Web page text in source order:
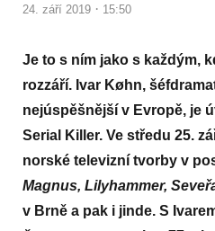
24. září 2019 · 15:50
Je to s ním jako s každým,
rozzáří. Ivar Køhn,
nejúspěšnější v Evropě, je
Serial Killer. Ve středu 25.
norské televizní tvorby v
Magnus, Lilyhammer,
v Brně a pak i jinde. S